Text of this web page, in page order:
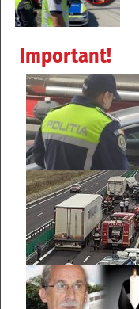
Important!